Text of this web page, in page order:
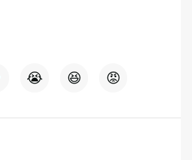
😭 😆 😡